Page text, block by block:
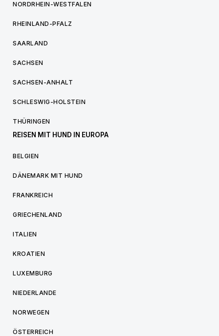
NORDRHEIN-WESTFALEN
RHEINLAND-PFALZ
SAARLAND
SACHSEN
SACHSEN-ANHALT
SCHLESWIG-HOLSTEIN
THÜRINGEN
REISEN MIT HUND IN EUROPA
BELGIEN
DÄNEMARK MIT HUND
FRANKREICH
GRIECHENLAND
ITALIEN
KROATIEN
LUXEMBURG
NIEDERLANDE
NORWEGEN
ÖSTERREICH